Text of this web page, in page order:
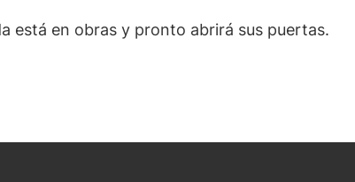
está en obras y pronto abrirá sus puertas.